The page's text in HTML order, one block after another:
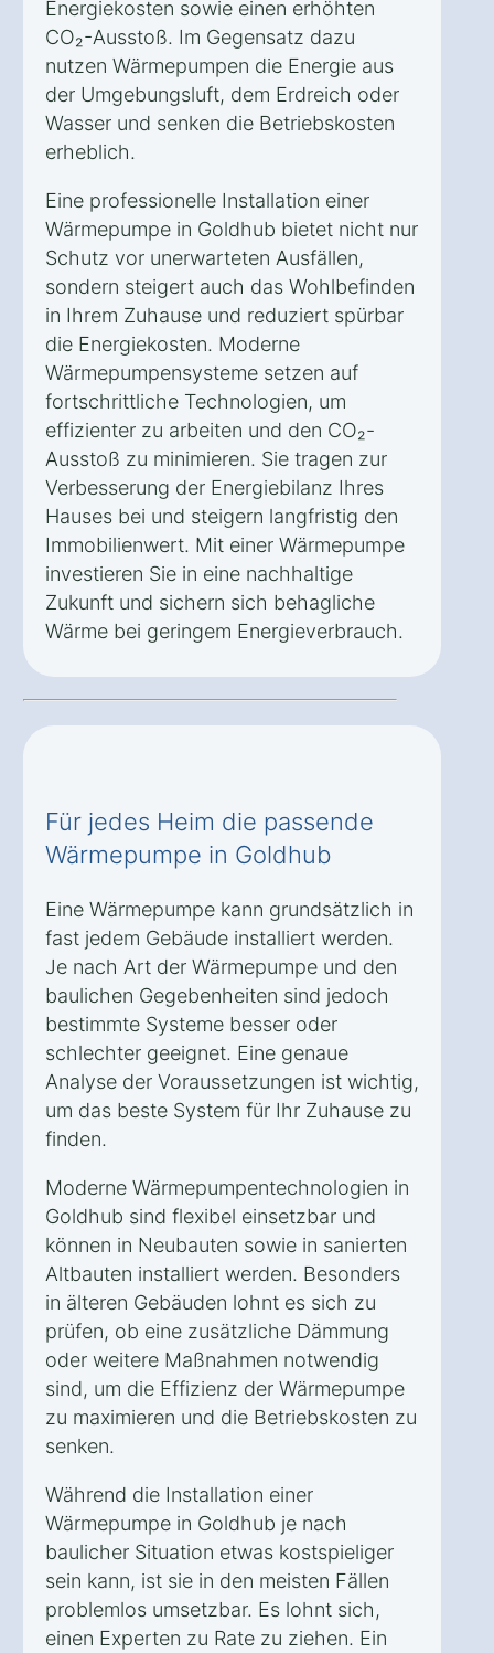
Energiekosten sowie einen erhöhten
CO₂-Ausstoß. Im Gegensatz dazu
nutzen Wärmepumpen die Energie aus
der Umgebungsluft, dem Erdreich oder
Wasser und senken die Betriebskosten
erheblich.
Eine professionelle Installation einer
Wärmepumpe in Goldhub bietet nicht nur
Schutz vor unerwarteten Ausfällen,
sondern steigert auch das Wohlbefinden
in Ihrem Zuhause und reduziert spürbar
die Energiekosten. Moderne
Wärmepumpensysteme setzen auf
fortschrittliche Technologien, um
effizienter zu arbeiten und den CO₂-
Ausstoß zu minimieren. Sie tragen zur
Verbesserung der Energiebilanz Ihres
Hauses bei und steigern langfristig den
Immobilienwert. Mit einer Wärmepumpe
investieren Sie in eine nachhaltige
Zukunft und sichern sich behagliche
Wärme bei geringem Energieverbrauch.
Für jedes Heim die passende
Wärmepumpe in Goldhub
Eine Wärmepumpe kann grundsätzlich in
fast jedem Gebäude installiert werden.
Je nach Art der Wärmepumpe und den
baulichen Gegebenheiten sind jedoch
bestimmte Systeme besser oder
schlechter geeignet. Eine genaue
Analyse der Voraussetzungen ist wichtig,
um das beste System für Ihr Zuhause zu
finden.
Moderne Wärmepumpentechnologien in
Goldhub sind flexibel einsetzbar und
können in Neubauten sowie in sanierten
Altbauten installiert werden. Besonders
in älteren Gebäuden lohnt es sich zu
prüfen, ob eine zusätzliche Dämmung
oder weitere Maßnahmen notwendig
sind, um die Effizienz der Wärmepumpe
zu maximieren und die Betriebskosten zu
senken.
Während die Installation einer
Wärmepumpe in Goldhub je nach
baulicher Situation etwas kostspieliger
sein kann, ist sie in den meisten Fällen
problemlos umsetzbar. Es lohnt sich,
einen Experten zu Rate zu ziehen. Ein